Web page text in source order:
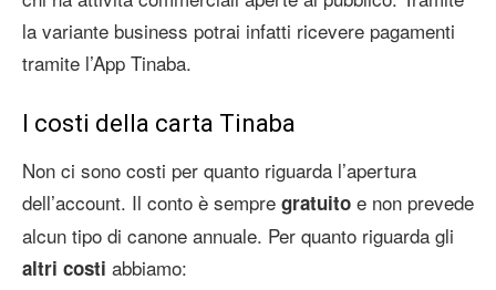
la variante business potrai infatti ricevere pagamenti
tramite l’App Tinaba.
I costi della carta Tinaba
Non ci sono costi per quanto riguarda l’apertura
dell’account. Il conto è sempre gratuito e non prevede
alcun tipo di canone annuale. Per quanto riguarda gli
altri costi abbiamo: